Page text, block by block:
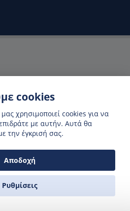
cookies
χρησιμοποιεί cookies για να
με αυτήν. Αυτά θα
την έγκρισή σας.
Αποδοχή
Ρυθμίσεις